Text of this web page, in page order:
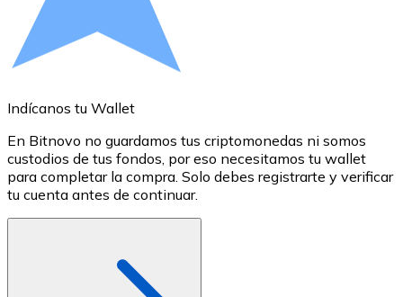
Tarjeta de crédito / débito
Utiliza tarjetas Visa y Mastercard para comprar
Tienda - Tarjetas regalo
Nuevo
Compra tarjetas regalo de tus marcas favoritas con
Ir a la tienda de tarjetas regalo
Indícanos tu Wallet
En Bitnovo no guardamos tus criptomonedas ni somos
custodios de tus fondos, por eso necesitamos tu wallet
para completar la compra. Solo debes registrarte y verificar
tu cuenta antes de continuar.